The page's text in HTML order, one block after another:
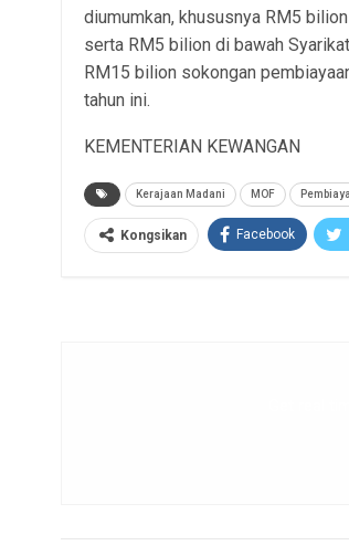
diumumkan, khususnya RM5
serta RM5 bilion di bawah
RM15 bilion sokongan
tahun ini.
KEMENTERIAN KEWANGAN
Kerajaan Madani MOF
Kongsikan Facebook